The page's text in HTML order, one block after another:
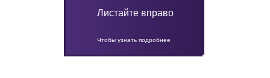
Листайте вправо
Чтобы узнать подробнее